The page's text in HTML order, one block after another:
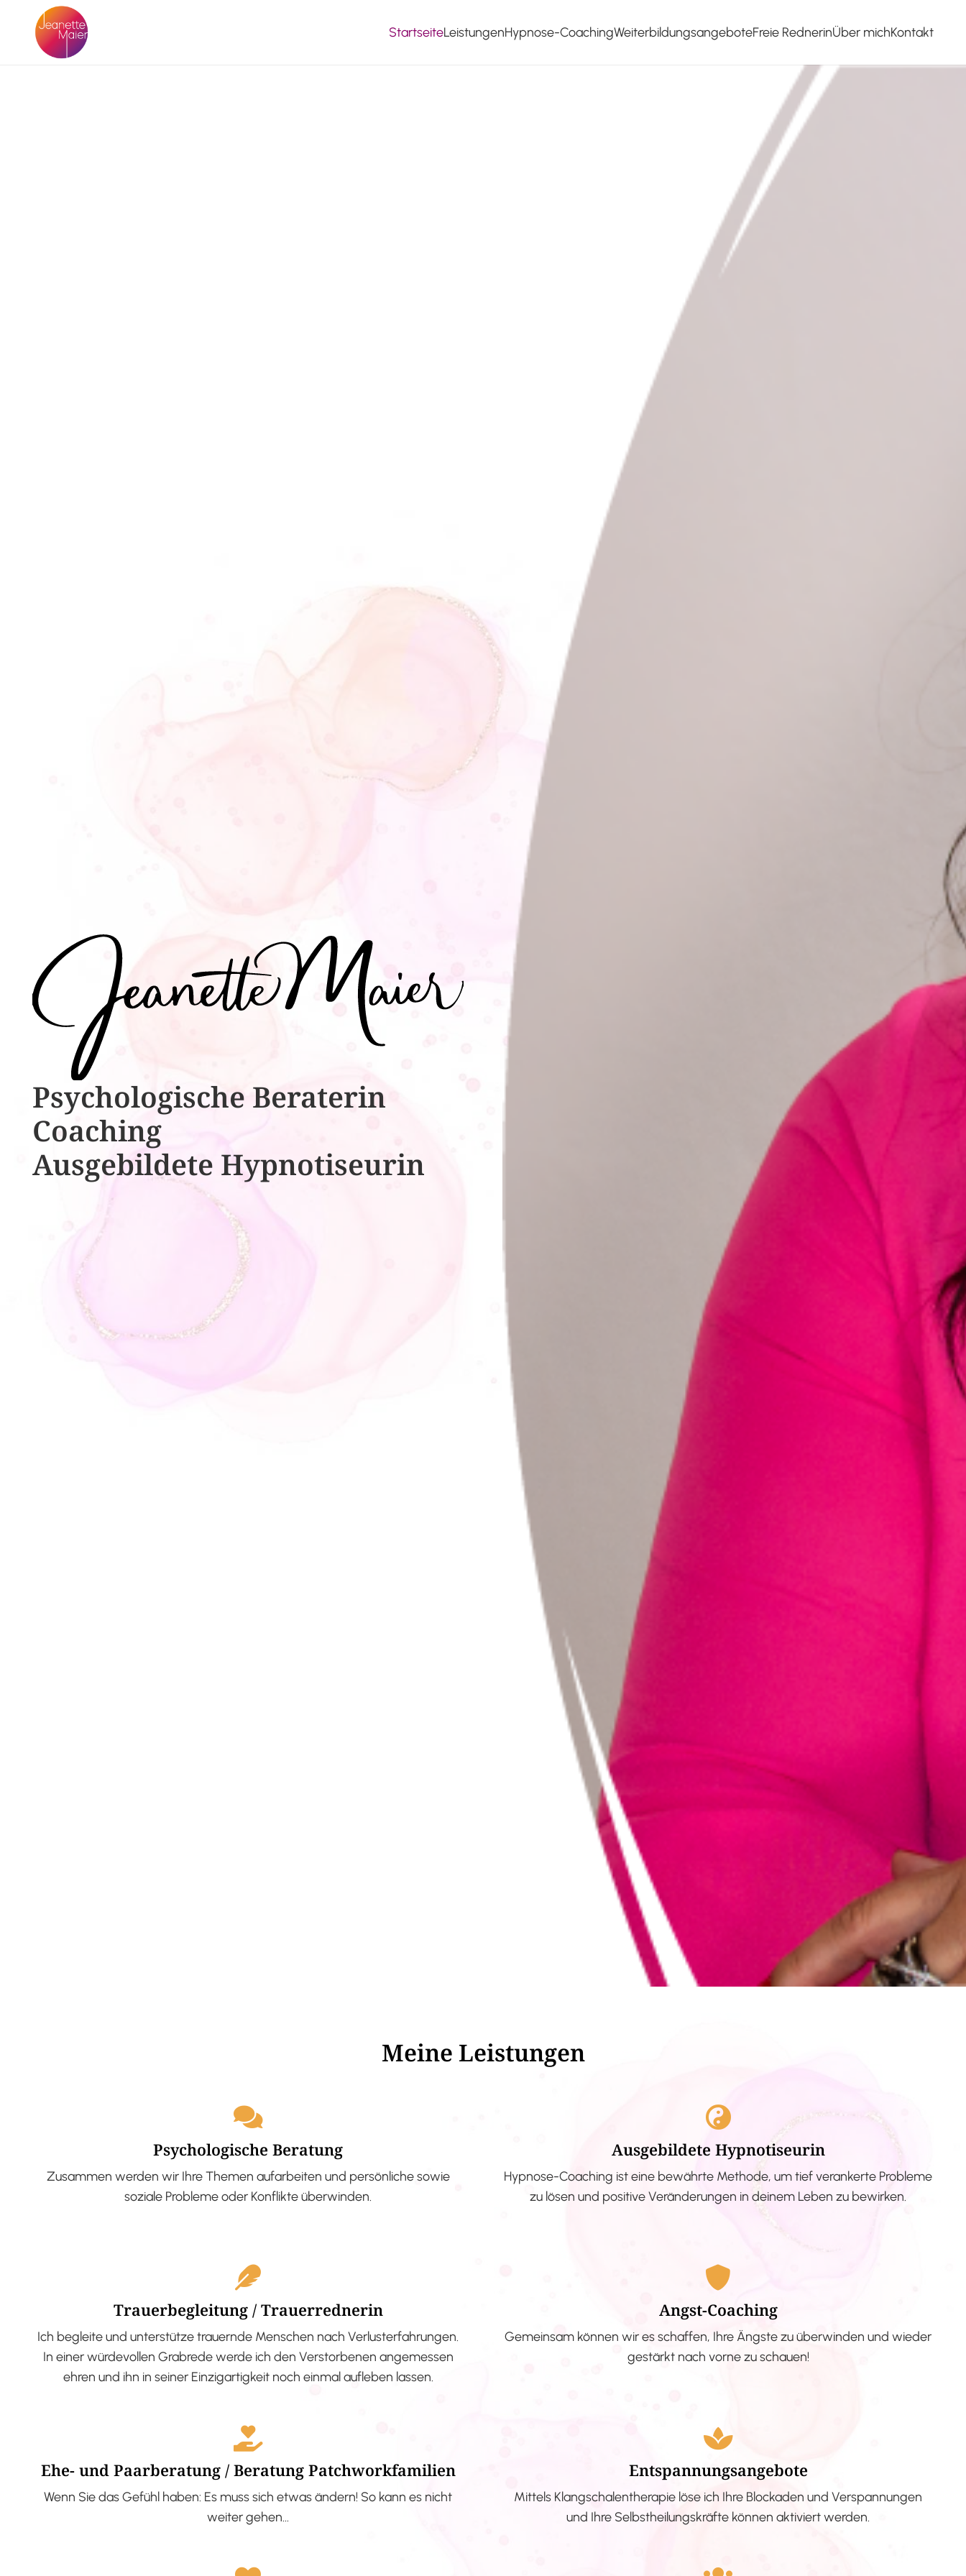
StartseiteLeistungenHypnose-CoachingWeiterbildungsangeboteFreie RednerinÜber michKontakt
Psychologische ​​Beraterin
Coaching
Ausgebildete​ ​Hypnotiseurin
Meine Leistungen
Psychologische Beratung
Zusammen werden wir Ihre Themen aufarbeiten und persönliche sowie
soziale Probleme oder Konflikte überwinden.
Ausgebildete Hypnotiseurin
Hypnose-Coaching ist eine bewährte Methode, um tief verankerte Probleme
zu lösen und positive Veränderungen in deinem Leben zu bewirken.
Trauerbegleitung / Trauerrednerin
Ich begleite und unterstütze trauernde Menschen nach Verlusterfahrungen.
In einer würdevollen Grabrede werde ich den Verstorbenen angemessen
ehren und ihn in seiner Einzigartigkeit noch einmal aufleben lassen.
Angst-Coaching
Gemeinsam können wir es schaffen, Ihre Ängste zu überwinden und wieder
gestärkt nach vorne zu schauen!
Ehe- und Paarberatung / Beratung Patchworkfamilien
Wenn Sie das Gefühl haben: Es muss sich etwas ändern! So kann es nicht
weiter gehen…
Entspannungsangebote
Mittels Klangschalentherapie löse ich Ihre Blockaden und Verspannungen
und Ihre Selbstheilungskräfte können aktiviert werden.